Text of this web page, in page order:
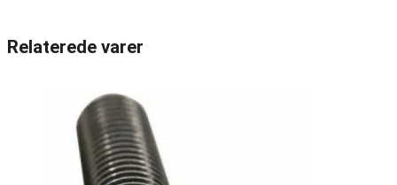
Relaterede varer